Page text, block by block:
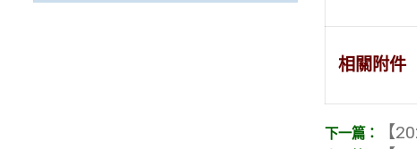
相關附件
【